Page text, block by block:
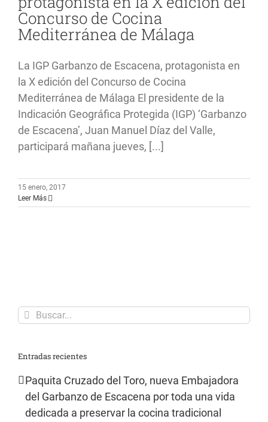
Concurso de Cocina
Mediterránea de Málaga
La IGP Garbanzo de Escacena, protagonista en
la X edición del Concurso de Cocina
Mediterránea de Málaga El presidente de la
Indicación Geográfica Protegida (IGP) ‘Garbanzo
de Escacena’, Juan Manuel Díaz del Valle,
participará mañana jueves, [...]
15 enero, 2017
Leer Más
Buscar:
Entradas recientes
Paquita Cruzado del Toro, nueva Embajadora
del Garbanzo de Escacena por toda una vida
dedicada a preservar la cocina tradicional